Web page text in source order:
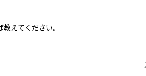
えてください。